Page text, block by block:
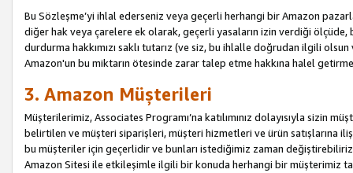
Bu Sözleşme’yi ihlal ederseniz veya geçerli herhangi bir Amazon
diğer hak veya çarelere ek olarak, geçerli yasaların izin verdiği
durdurma hakkımızı saklı tutarız (ve siz, bu ihlalle doğrudan ilgili
Amazon'un bu miktarın ötesinde zarar talep etme hakkına halel
3. Amazon Müşterileri
Müşterilerimiz, Associates Programı’na katılımınız dolayısıyla sizin
belirtilen ve müşteri siparişleri, müşteri hizmetleri ve ürün satışlarına
bu müşteriler için geçerlidir ve bunları istediğimiz zaman
Amazon Sitesi ile etkileşimle ilgili bir konuda herhangi bir müşterimiz